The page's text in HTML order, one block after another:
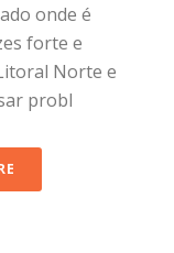
onde é
forte e
Norte e
probl